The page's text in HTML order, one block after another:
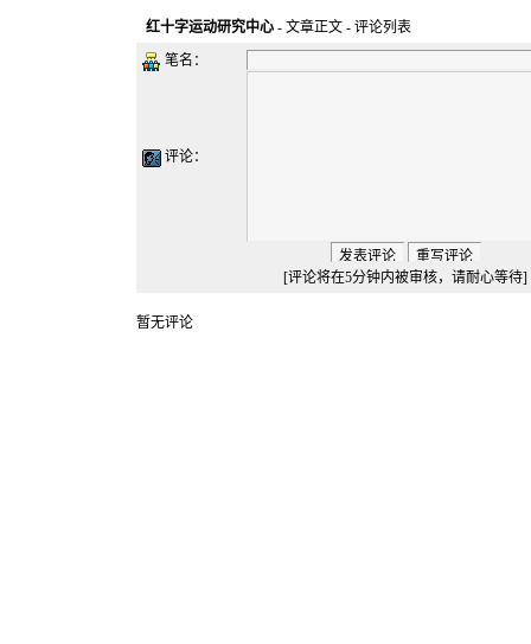
红十字运动研究中心 - 文章正文 - 评论列表
笔名：
评论：
[评论将在5分钟内被审核，请耐心等待]
暂无评论